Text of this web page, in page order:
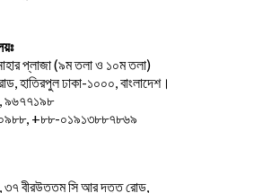
প্লাজা (৯ম তলা ও ১০ম তলা)
হাতিরপুল ঢাকা-১০০০, বাংলাদেশ।
৯৬৭৭১৯৮
+৮৮-০১৯১৩৮৮৭৮৬৯
৩৭ বীরউত্তম সি আর দত্ত রোড,